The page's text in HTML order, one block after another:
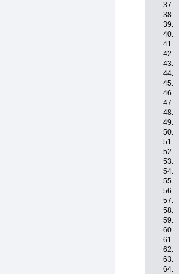
37.
38.
39.
40.
41.
42.
43.
44.
45.
46.
47.
48.
49.
50.
51.
52.
53.
54.
55.
56.
57.
58.
59.
60.
61.
62.
63.
64.